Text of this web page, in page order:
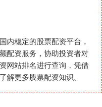
内稳定的股票配资平台，
配资服务，协助投资者对
网站排名进行查询，凭借
解更多股票配资知识。